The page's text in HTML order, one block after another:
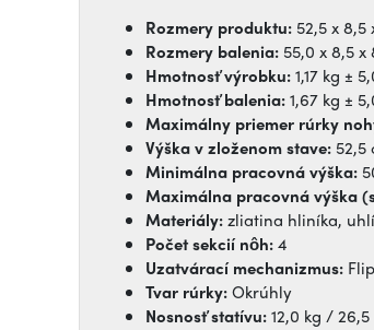
Rozmery produktu: 52,5 x
Rozmery balenia: 55,0 x 8,5
Hmotnosť výrobku:1,17 kg ±
Hmotnosť balenia:1,67 kg ±
Maximálny priemer rúrky
Výška v zloženom stave:
Minimálna pracovná výška:
Maximálna pracovná výška
Materiály:zliatina hliníka,
Počet sekcií nôh:4
Uzatvárací mechanizmus:
Tvar rúrky:Okrúhly
Nosnosť statívu:12,0 kg /